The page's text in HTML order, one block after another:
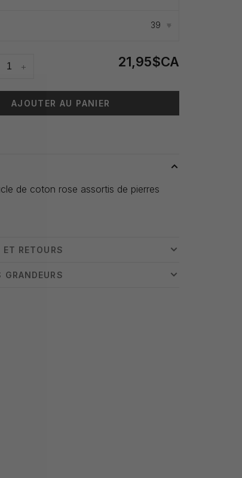
39 ▾
+ 21,95$CA
AJOUTER AU PANIER
de coton rose assortis de pierres
RETOURS
GRANDEURS